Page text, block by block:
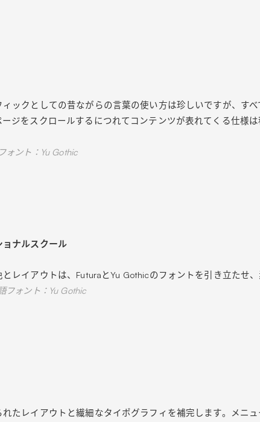
ィックとしての昔ながらの言葉の使い方は珍しいですが、す
ージをスクロールするにつれてコンテンツが表れてくる仕様
ォント：Yu Gothic
ョナルスクール
レイアウトは、FuturaとYu Gothicのフォントを引き立たせ
フォント：Yu Gothic
たレイアウトと繊細なタイポグラフィを補完します。メニ